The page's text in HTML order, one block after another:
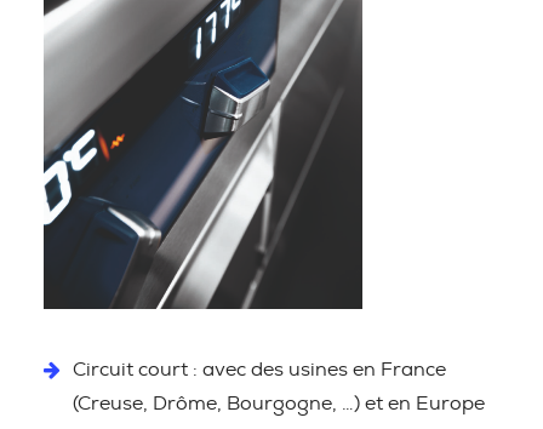
Circuit court : avec des usines en France
(Creuse, Drôme, Bourgogne, …) et en Europe